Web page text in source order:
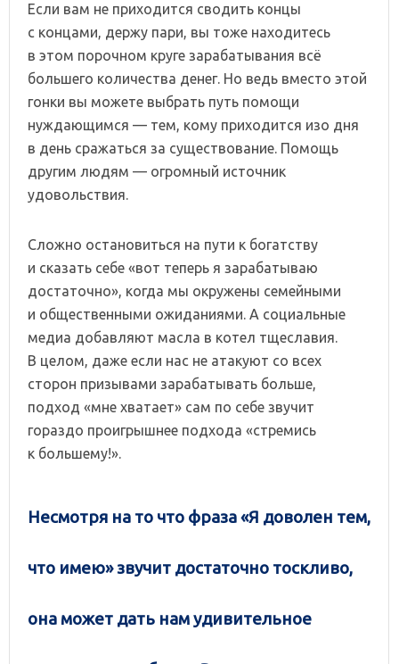
Если вам не приходится сводить концы
с концами, держу пари, вы тоже находитесь
в этом порочном круге зарабатывания всё
большего количества денег. Но ведь вместо этой
гонки вы можете выбрать путь помощи
нуждающимся — тем, кому приходится изо дня
в день сражаться за существование. Помощь
другим людям — огромный источник
удовольствия.
Сложно остановиться на пути к богатству
и сказать себе «вот теперь я зарабатываю
достаточно», когда мы окружены семейными
и общественными ожиданиями. А социальные
медиа добавляют масла в котел тщеславия.
В целом, даже если нас не атакуют со всех
сторон призывами зарабатывать больше,
подход «мне хватает» сам по себе звучит
гораздо проигрышнее подхода «стремись
к большему!».
Несмотря на то что фраза «Я доволен тем,
что имею» звучит достаточно тоскливо,
она может дать нам удивительное